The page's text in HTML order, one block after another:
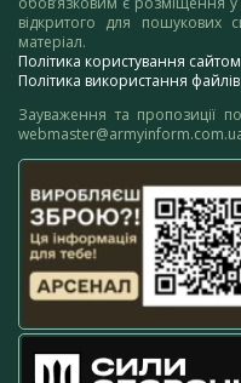
відкритого для пошукових
матеріал.
Політика користування
Політика використання
Зауваження та пропозиції